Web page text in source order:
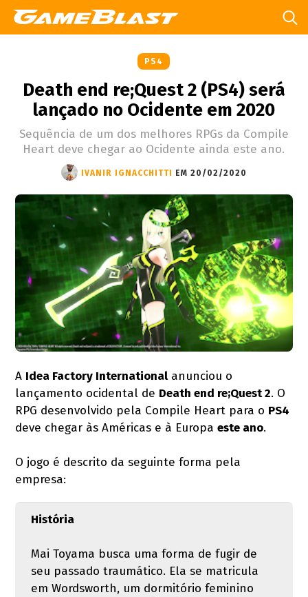
PS4
Death end re;Quest 2 (PS4) será
lançado no Ocidente em 2020
Sequência de um dos melhores RPGs da Compile
Heart deve chegar ao Ocidente ainda este ano.
IVANIR IGNACCHITTI EM 20/02/2020
A Idea Factory International anunciou o
lançamento ocidental de Death end re;Quest 2. O
RPG desenvolvido pela Compile Heart para o PS4
deve chegar às Américas e à Europaeste ano.
O jogo é descrito da seguinte forma pela
empresa:
História
Mai Toyama busca uma forma de fugir de
seu passado traumático. Ela se matricula
em Wordsworth, um dormitório feminino